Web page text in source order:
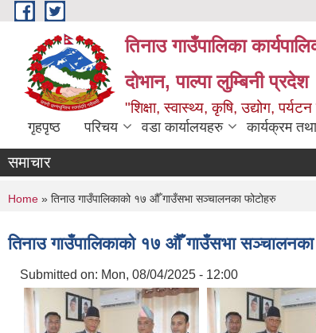
Skip to main content
तिनाउ गाउँपालिका
दोभान, पाल्पा लुम्बिनी प्रदेश
"शिक्षा, स्वास्थ्य, कृषि, उद्योग,
गृहपृष्ठ परिचय वडा कार्यालयहरु कार्यक्रम
समाचार
You are here
Home » तिनाउ गाउँपालिकाको १७ औँ गाउँसभा सञ्चालनका फोटोहरु
तिनाउ गाउँपालिकाको १७ औँ गाउँसभा
Submitted on: Mon, 08/04/2025 - 12:00